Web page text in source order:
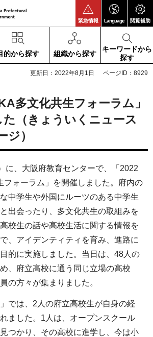
緊急情報 Language 閲覧補助
的から探す 組織から探す
キーワードから
探す
更新日：2022年8月1日 ページID：8929
多文化共生フォーラム」
た（きょういくニュース
ジ）
に、大阪府教育センターで、「2022
フォーラム」を開催しました。府内の
中学生や外国にルーツのある中学生
出会ったり、多文化共生の取組みを
校生の話や高校生活に関する情報を
、アイデンティティを育み、進路に
的に実施しました。当日は、48人の
、府立高校に通う同じ立場の高校
の方々が集まりました。
では、2人の府立高校生が自身の経
ました。1人は、オープンスクール
つかり、その高校に進学し、今は小